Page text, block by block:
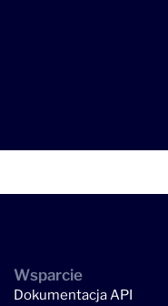
Wsparcie
Dokumentacja API